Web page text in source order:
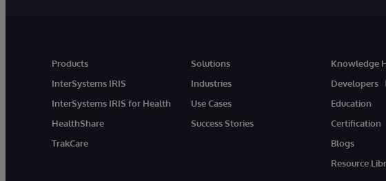
Products
InterSystems IRIS
InterSystems IRIS for Health
HealthShare
TrakCare
Solutions
Industries
Use Cases
Success Stories
Knowledge
Developers
Education
Certification
Blogs
Resource